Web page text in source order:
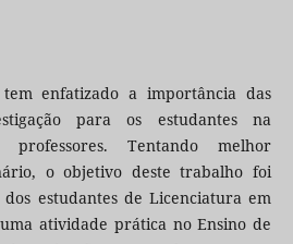
enfatizado a importância das
para os estudantes na
Tentando melhor
o objetivo deste trabalho foi
estudantes de Licenciatura em
atividade prática no Ensino de